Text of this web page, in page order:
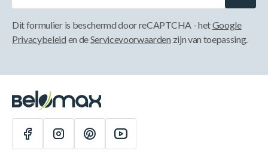
Dit formulier is beschermd door reCAPTCHA - hetGoogle
Privacybeleid en deServicevoorwaarden zijn van toepassing.